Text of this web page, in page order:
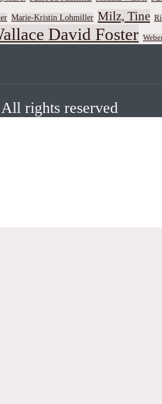
Marie-Kristin Lohmiller Milz, Tine
David Foster
rights reserved